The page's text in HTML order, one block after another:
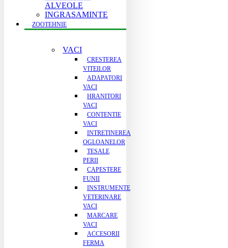
ALVEOLE
INGRASAMINTE
ZOOTEHNIE
VACI
CRESTEREA
VITEILOR
ADAPATORI
VACI
HRANITORI
VACI
CONTENTIE
VACI
INTRETINEREA
OGLOANELOR
TESALE
PERII
CAPESTERE
FUNII
INSTRUMENTE
VETERINARE
VACI
MARCARE
VACI
ACCESORII
FERMA